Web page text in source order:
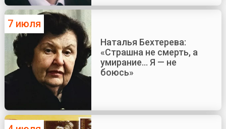
7 июля
Наталья Бехтерева:
«Страшна не смерть, а
умирание... Я — не
боюсь»